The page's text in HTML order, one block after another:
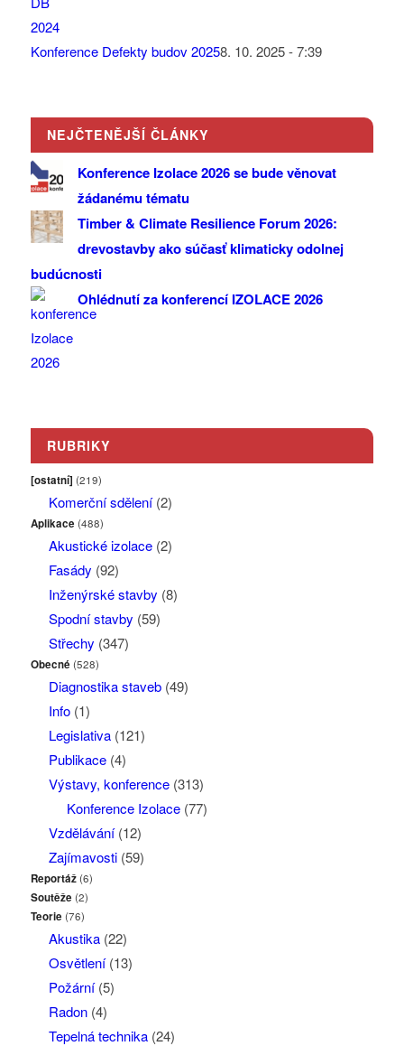
Konference Defekty budov 20258. 10. 2025 - 7:39
NEJČTENĚJŠÍ ČLÁNKY
Konference Izolace 2026 se bude věnovat
žádanému tématu
Timber & Climate Resilience Forum 2026:
drevostavby ako súčasť klimaticky odolnej
budúcnosti
Ohlédnutí za konferencí IZOLACE 2026
RUBRIKY
[ostatní] (219)
Komerční sdělení(2)
Aplikace (488)
Akustické izolace(2)
Fasády (92)
Inženýrské stavby (8)
Spodní stavby (59)
Střechy (347)
Obecné (528)
Diagnostika staveb(49)
Info(1)
Legislativa(121)
Publikace(4)
Výstavy, konference(313)
Konference Izolace(77)
Vzdělávání(12)
Zajímavosti(59)
Reportáž(6)
Soutěže (2)
Teorie (76)
Akustika(22)
Osvětlení(13)
Požární(5)
Radon(4)
Tepelná technika(24)